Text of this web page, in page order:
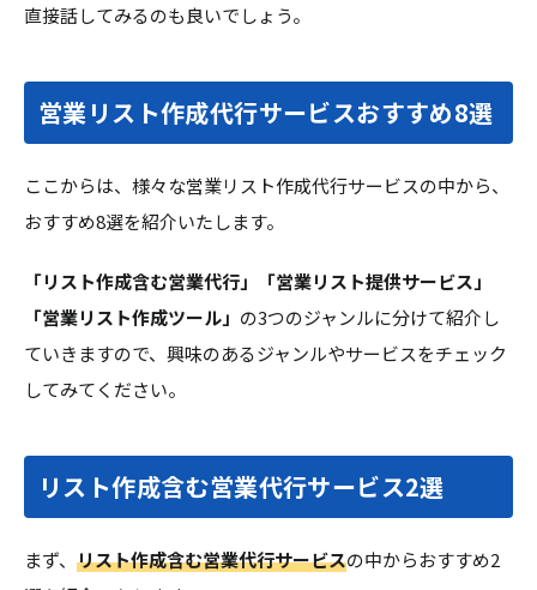
直接話してみるのも良いでしょう。
営業リスト作成代行サービスおすすめ8選
ここからは、様々な営業リスト作成代行サービスの中から、
おすすめ8選を紹介いたします。
「リスト作成含む営業代行」「営業リスト提供サービス」
「営業リスト作成ツール」 の3つのジャンルに分けて紹介し
ていきますので、興味のあるジャンルやサービスをチェック
してみてください。
リスト作成含む営業代行サービス2選
まず、 リスト作成含む営業代行サービスの中からおすすめ2